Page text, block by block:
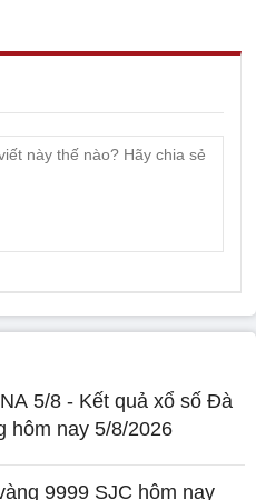
5/8 - Kết quả xổ số Đà
hôm nay 5/8/2026
9999 SJC hôm nay